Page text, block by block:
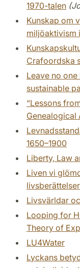
1970-talen
Kunskap om
miljöaktivism
Crafoordska
Leave no
sustainable
“Lessons
Genealogical
1650–1900
Liberty, Law
Liven vi
Livsvärldar
Looping for
Theory of
LU4Water
Lyckans